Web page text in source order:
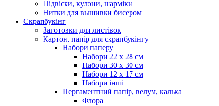
Підвіски, кулони, шарміки
Нитки для вышивки бисером
Скрапбукінг
Заготовки для листівок
Картон, папір для скрапбукінгу
Набори паперу
Набори 22 х 28 см
Набори 30 х 30 см
Набори 12 х 17 см
Набори інші
Пергаментний папір, велум, калька
Флора